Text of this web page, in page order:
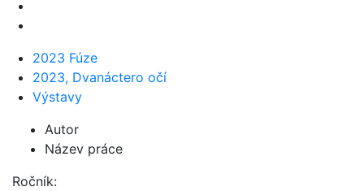
2023 Fúze
2023, Dvanáctero očí
Výstavy
Autor
Název práce
Ročník: